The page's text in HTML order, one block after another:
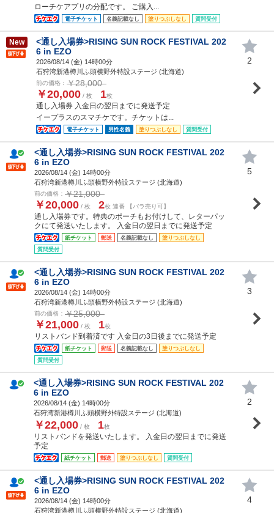
ローチケアプリの分配です。 ご購入...
電子チケット 名義記載なし 塗りつぶしなし 質問受付
New
<通し入場券>RISING SUN ROCK FESTIVAL 202
6 in EZO
2026/08/14 (金) 14時00分
石狩湾新港樽川ふ頭横野外特設ステージ (北海道)
前の価格： ￥28,000
￥20,000 / 枚 1枚
通し入場券 入金日の翌日までに発送予定
イープラスのスマチケです。チケットは...
電子チケット 男性名義 塗りつぶしなし 質問受付
2
<通し入場券>RISING SUN ROCK FESTIVAL 202
6 in EZO
2026/08/14 (金) 14時00分
石狩湾新港樽川ふ頭横野外特設ステージ (北海道)
前の価格： ￥21,000
￥20,000 / 枚 2枚 連番 【バラ売り可】
通し入場券です。特典のポーチもお付けして、レターパッ
クにて発送いたします。 入金日の翌日までに発送予定
紙チケット 郵送 名義記載なし
塗りつぶしなし
質問受付
5
<通し入場券>RISING SUN ROCK FESTIVAL 202
6 in EZO
2026/08/14 (金) 14時00分
石狩湾新港樽川ふ頭横野外特設ステージ (北海道)
前の価格： ￥25,000
￥21,000 / 枚 1枚
リストバンド到着済です 入金日の3日後までに発送予定
紙チケット 郵送 名義記載なし
塗りつぶしなし
質問受付
3
<通し入場券>RISING SUN ROCK FESTIVAL 202
6 in EZO
2026/08/14 (金) 14時00分
石狩湾新港樽川ふ頭横野外特設ステージ (北海道)
￥22,000 / 枚 1枚
リストバンドを発送いたします。 入金日の翌日までに発送
予定
紙チケット 郵送 塗りつぶしなし 質問受付
2
<通し入場券>RISING SUN ROCK FESTIVAL 202
6 in EZO
2026/08/14 (金) 14時00分
石狩湾新港樽川ふ頭横野外特設ステージ (北海道)
4